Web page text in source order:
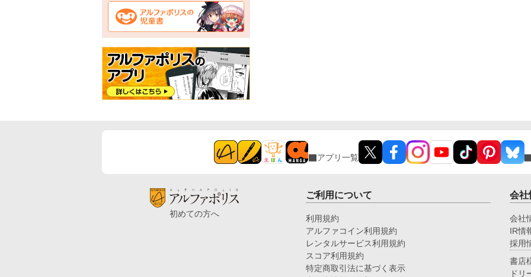
アプリ一覧
初めての方へ
ご利用について
利用規約
アルファコイン利用規約
レンタルサービス利用規約
スコア利用規約
特定商取引法に基づく表示
会社
会社
IR情
採用
書店
ドリ